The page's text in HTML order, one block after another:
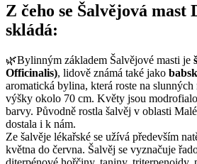
Z čeho se Šalvějová mast
skládá:
🌿Bylinným základem Šalvějové masti je
Officinalis), lidově známá také jako
aromatická bylina, která roste na slunných
výšky okolo 70 cm. Květy jsou
barvy. Původně rostla šalvěj v oblasti
dostala i k nám.
Ze šalvěje lékařské se užívá především
května do června. Šalvěj se vyznačuje